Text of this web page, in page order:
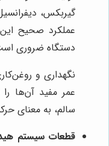
گیربکس،
عملکرد صحیح
دستگاه ضروری
نگهداری و
عمر مفید آن‌ها
سالم، به معنای
قطعات سیستم